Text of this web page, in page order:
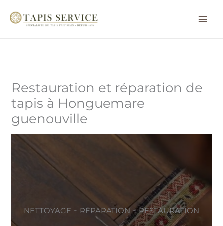
Restauration et réparation de
tapis à Honguemare
guenouville
NETTOYAGE ~ RÉPARATION ~ RESTAURATION